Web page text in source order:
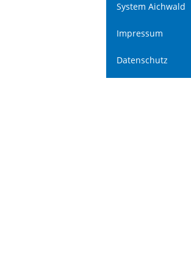
System Aichwald
Impressum
Datenschutz